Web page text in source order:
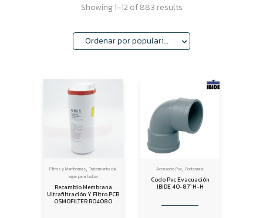
Showing 1–12 of 883 results
Ordenar por popularidad
Filtros y Membranas, Tratamiento del
agua para beber
Recambio Membrana
Ultrafiltración Y Filtro PCB
OSMOFILTER RO4080
Accesorio Pvc, Fontanería
Codo Pvc Evacuación
IBIDE 40-87º H-H